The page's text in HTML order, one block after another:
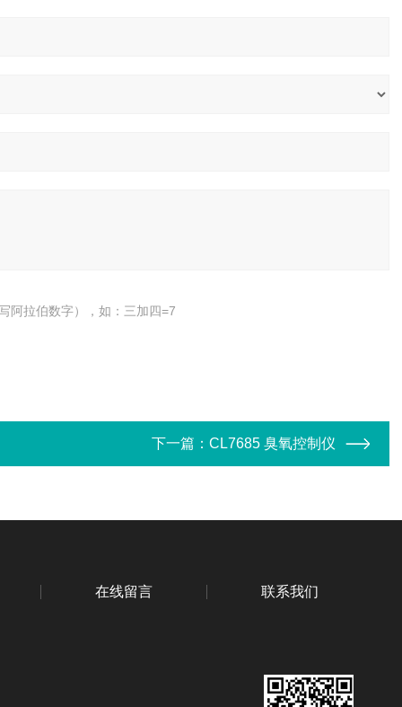
阿拉伯数字），如：三加四=7
下一篇： CL7685 臭氧控制仪
在线留言 联系我们